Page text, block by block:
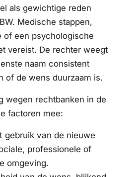
als gewichtige reden
Medische stappen,
of een psychologische
vereist. De rechter weegt
naam consistent
of de wens duurzaam is.
wegen rechtbanken in de
factoren mee:
gebruik van de nieuwe
professionele of
omgeving.